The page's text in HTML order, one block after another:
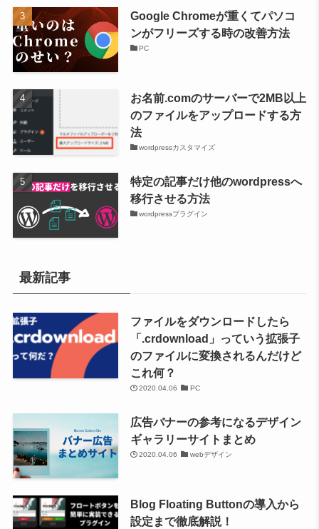
Google Chromeが重くてパソコ
ンがフリーズする時の改善方法
PC
お名前.comのサーバーで2MB以上
のファイルをアップロードする方
法
wordpressカスタマイズ
特定の記事だけ他のwordpressへ
移行させる方法
wordpressプラグイン
最新記事
ファイルをダウンロードしたら
「.crdownload」っていう拡張子
のファイルに変換されるんだけど
これ何？
2020.04.06 PC
広告バナーの参考になるデザイン
ギャラリーサイトまとめ
2020.04.06 webデザイン
Blog Floating Buttonの導入から
設定まで徹底解説！